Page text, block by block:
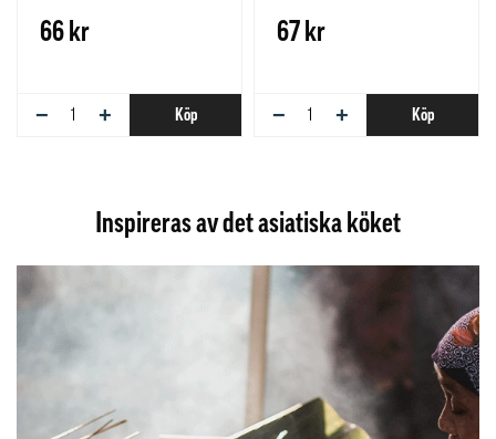
66 kr
− + Köp
67 kr
− + Köp
Inspireras av det asiatiska köket